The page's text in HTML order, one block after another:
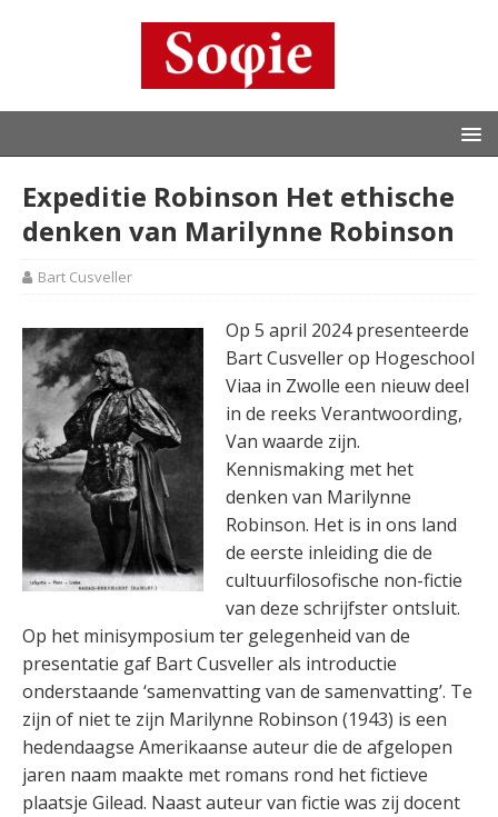
Expeditie Robinson Het ethische
denken van Marilynne Robinson
Bart Cusveller
Op 5 april 2024 presenteerde
Bart Cusveller op Hogeschool
Viaa in Zwolle een nieuw deel
in de reeks Verantwoording,
Van waarde zijn.
Kennismaking met het
denken van Marilynne
Robinson. Het is in ons land
de eerste inleiding die de
cultuurfilosofische non-fictie
van deze schrijfster ontsluit.
Op het minisymposium ter gelegenheid van de
presentatie gaf Bart Cusveller als introductie
onderstaande ‘samenvatting van de samenvatting’. Te
zijn of niet te zijn Marilynne Robinson (1943) is een
hedendaagse Amerikaanse auteur die de afgelopen
jaren naam maakte met romans rond het fictieve
plaatsje Gilead. Naast auteur van fictie was zij docent